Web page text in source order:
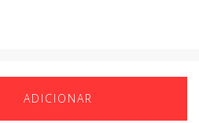
ADICIONAR